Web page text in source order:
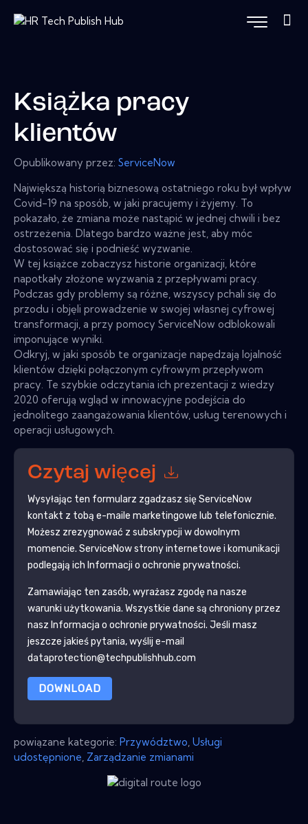
Książka pracy
klientów
Opublikowany przez: ServiceNow
Największą historią biznesową ostatniego roku był wpływ
Covid-19 na sposób, w jaki pracujemy i żyjemy. To
pokazało, że zmiana może nastąpić w jednej chwili i bez
ostrzeżenia. Dlatego bardzo ważne jest, aby móc
dostosować się i podnieść wyzwanie.
W tej książce zobaczysz historie organizacji, które
napotkały złożone wyzwania z przepływami pracy.
Podczas gdy problemy są różne, wszyscy pchali się do
przodu i objęli prowadzenie w swojej własnej cyfrowej
transformacji, a przy pomocy ServiceNow odblokowali
imponujące wyniki.
Odkryj, w jaki sposób te organizacje napędzają lojalność
klientów dzięki połączonym cyfrowym przepływom
pracy. Te szybkie odczytania ich prezentacji z wiedzy
2020 oferują wgląd w innowacyjne podejścia do
jednolitego zaangażowania klientów, usług terenowych i
operacji usługowych.
Czytaj więcej
Wysyłając ten formularz zgadzasz sięServiceNow
kontakt z tobą e-maile marketingowe lub telefonicznie.
Możesz zrezygnować z subskrypcji w dowolnym
momencie. ServiceNowstrony internetowe i komunikacji
podlegają ich Informacji o ochronie prywatności.
Zamawiając ten zasób, wyrażasz zgodę na nasze
warunki użytkowania. Wszystkie dane są chroniony przez
nasz Informacja o ochronie prywatności. Jeśli masz
jeszcze jakieś pytania, wyślij e-mail
dataprotection@techpublishhub.com
DOWNLOAD
powiązane kategorie: Przywództwo Usługi
udostępnione Zarządzanie zmianami